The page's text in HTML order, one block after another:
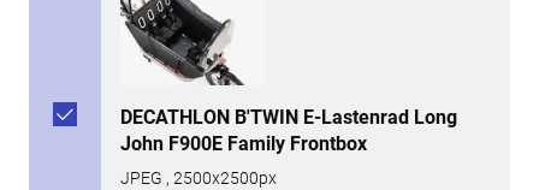
DECATHLON B'TWIN E-Lastenrad Long
John F900E Family Frontbox
JPEG , 2500x2500px